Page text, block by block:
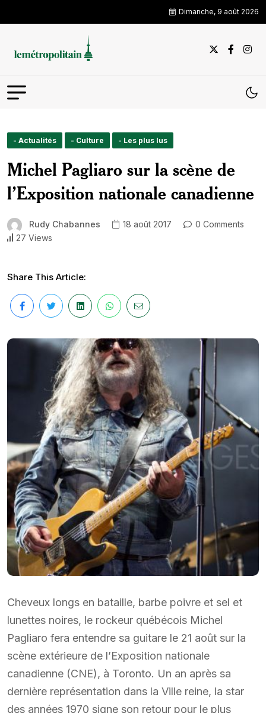
Dimanche, 9 août 2026
- Actualités - Culture - Les plus lus
Michel Pagliaro sur la scène de
l’Exposition nationale canadienne
Rudy Chabannes 18 août 2017
0 Comments
27 Views
Share This Article:
Cheveux longs en bataille, barbe poivre et sel et
lunettes noires, le rockeur québécois Michel
Pagliaro fera entendre sa guitare le 21 août sur la
scène extérieure de l’Exposition nationale
canadienne (CNE), à Toronto. Un an après sa
dernière représentation dans la Ville reine, la star
des années 1970 signe son retour pour le plus